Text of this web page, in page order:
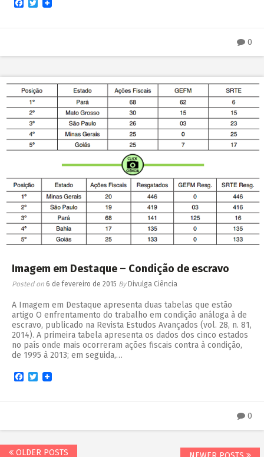
Facebook
Twitter
0
Imagem em Destaque – Condição de escravo
Posted on 6 de fevereiro de 2015 By Divulga Ciência
A Imagem em Destaque apresenta duas tabelas que estão
artigo O enfrentamento do trabalho em condição análoga à de
escravo, publicado na Revista Estudos Avançados (vol. 28, n. 81,
2014). A primeira tabela apresenta os dados dos cinco estados
no país onde mais ocorreram ações fiscais contra à condição,
de 1995 à 2013; em seguida,…
Facebook
Twitter
0
OLDER POSTS